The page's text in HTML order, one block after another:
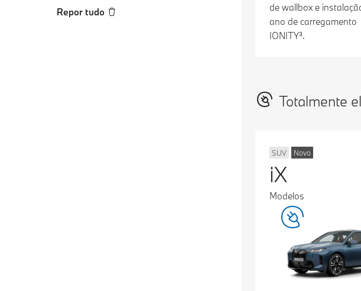
Repor tudo
de wallbox e
ano de carregamento
IONITY³.
Totalmente
SUV Novo
iX
Modelos